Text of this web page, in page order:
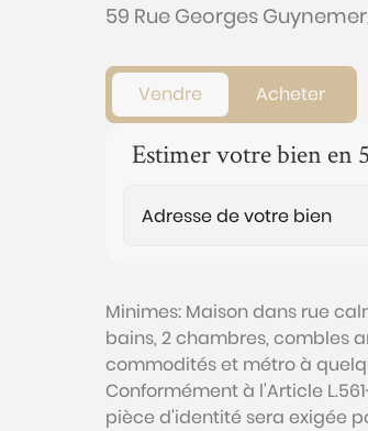
59 Rue Georges
Vendre Acheter
Estimer votre bien en
Minimes: Maison dans rue
bains, 2 chambres, combles
commodités et métro à
Conformément à l'Article
pièce d'identité sera exigée